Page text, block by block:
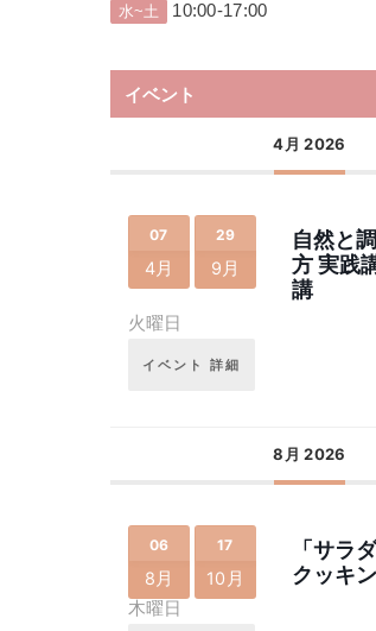
水~土 10:00-17:00
イベント
4月 2026
07
4月
29
9月
自然と
方 実践
講
火曜日
イベント 詳細
8月 2026
06
8月
17
10月
「サラ
クッキ
木曜日